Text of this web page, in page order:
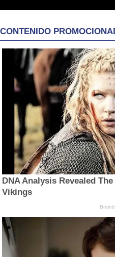
CONTENIDO
DNA Analysis Revealed
Vikings